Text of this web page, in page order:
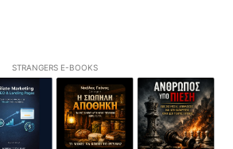
STRANGERS E-BOOKS